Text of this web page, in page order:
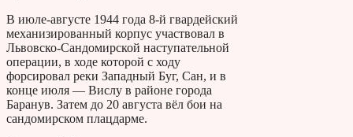
В июле-августе 1944 года 8-й гвардейский
механизированный корпус участвовал в
Львовско-Сандомирской наступательной
операции, в ходе которой с ходу
форсировал реки Западный Буг, Сан, и в
конце июля — Вислу в районе города
Баранув. Затем до 20 августа вёл бои на
сандомирском плацдарме.